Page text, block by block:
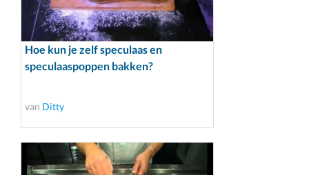
Hoe kun je zelf speculaas en
speculaaspoppen bakken?
van Ditty